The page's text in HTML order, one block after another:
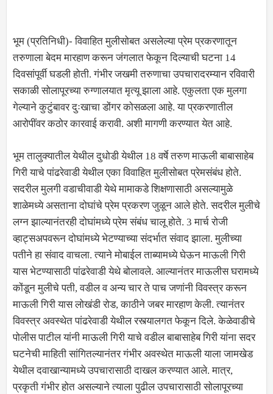
भूम (प्रतिनिधी)- विवाहित मुलीसोबत असलेल्या प्रेम प्रकरणातून
तरुणाला बेदम मारहाण करून जंगलात फेकून दिल्याची घटना 14
दिवसांपूर्वी घडली होती. गंभीर जखमी तरुणाचा उपचारादरम्यान रविवारी
सकाळी सोलापूरच्या रुग्णालयात मृत्यू झाला आहे. एकुलता एक मुलगा
गेल्याने कुटुंबावर दुःखाचा डोंगर कोसळला आहे. या प्रकरणातील
आरोपींवर कठोर कारवाई करावी. अशी मागणी करण्यात येत आहे.
भूम तालुक्यातील येथील दुधोडी येथील 18 वर्षे तरुण माऊली बाबासाहेब
गिरी याचे पांढरेवाडी येथील एका विवाहित मुलीसोबत प्रेमसंबंध होते.
सदरील मुलगी वडाचीवाडी येथे मामाकडे शिक्षणासाठी असल्यामुळे
शाळेमध्ये असताना दोघांचे प्रेम प्रकरण जुळून आले होते. सदरील मुलीचे
लग्न झाल्यानंतरही दोघांमध्ये प्रेम संबंध चालू होते. 3 मार्च रोजी
व्हाट्सअपवरून दोघांमध्ये भेटण्याच्या संदर्भात संवाद झाला. मुलीच्या
पतीने हा संवाद वाचला. त्याने मोबाईल ताब्यामध्ये घेऊन माऊली गिरी
यास भेटण्यासाठी पांढरेवाडी येथे बोलावले. आल्यानंतर माऊलीस घरामध्ये
कोंडून मुलीचे पती, वडील व अन्य चार ते पाच जणांनी विवस्त्र करून
माऊली गिरी यास लोखंडी रोड, काठीने जबर मारहाण केली. त्यानंतर
विवस्त्र अवस्थेत पांढरेवाडी येथील रस्त्यालगत फेकून दिले. केळेवाडीचे
पोलीस पाटील यांनी माऊली गिरी याचे वडील बाबासाहेब गिरी यांना सदर
घटनेची माहिती सांगितल्यानंतर गंभीर अवस्थेत माऊली याला जामखेड
येथील दवाखान्यामध्ये उपचारासाठी दाखल करण्यात आले. मात्र,
प्रकृती गंभीर होत असल्याने त्याला पुढील उपचारासाठी सोलापूरच्या